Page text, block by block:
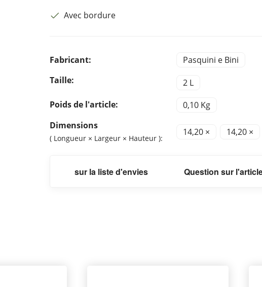
Avec bordure
Fabricant:
Pasquini e Bini
Taille:
2 L
Poids de l'article:
0,10 Kg
Dimensions
( Longueur × Largeur × Hauteur ):
14,20 × 14,20 ×
sur la liste d'envies Question sur